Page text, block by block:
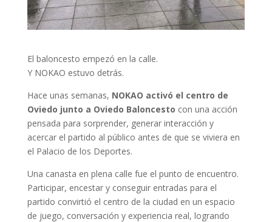
El baloncesto empezó en la calle.
Y NOKAO estuvo detrás.
Hace unas semanas, NOKAO activó el centro de
Oviedo junto a Oviedo Baloncesto con una acción
pensada para sorprender, generar interacción y
acercar el partido al público antes de que se viviera en
el Palacio de los Deportes.
Una canasta en plena calle fue el punto de encuentro.
Participar, encestar y conseguir entradas para el
partido convirtió el centro de la ciudad en un espacio
de juego, conversación y experiencia real, logrando